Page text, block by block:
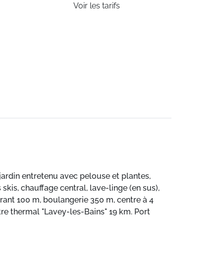
Voir les tarifs
entretenu avec pelouse et plantes,
chauffage central, lave-linge (en sus),
100 m, boulangerie 350 m, centre à 4
thermal "Lavey-les-Bains" 19 km. Port